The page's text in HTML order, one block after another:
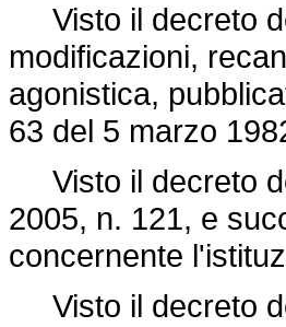
Visto il decreto
modificazioni,
agonistica,
63 del 5 marzo
Visto il decreto
2005, n. 121, e
concernente
Visto il decreto